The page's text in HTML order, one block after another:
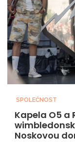
SPOLEČNOST
Kapela O5 a
Noskovou